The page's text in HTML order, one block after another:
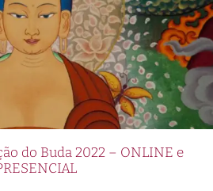
desde la comodidad de
más destacadas de Pin
variedad de
jugadores peruanos pueden
gama de temas y estilos,
de frutas hasta
con temáticas
do Buda 2022 – ONLINE e